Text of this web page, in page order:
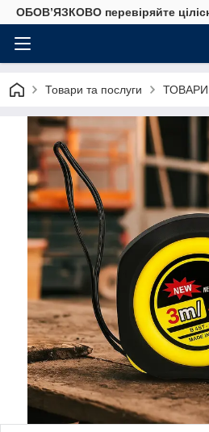
ОБОВ’ЯЗКОВО перевіряйте
Товари та послуги